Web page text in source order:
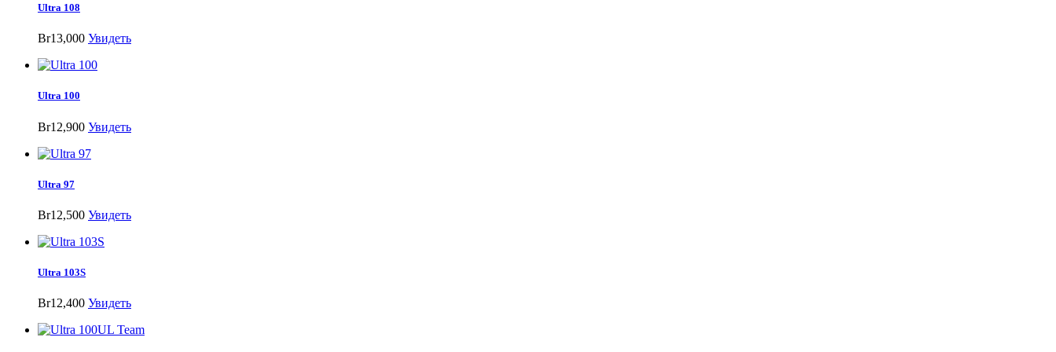
Ultra 108
Br13,000 Увидеть
Ultra 100
Br12,900 Увидеть
Ultra 97
Br12,500 Увидеть
Ultra 103S
Br12,400 Увидеть